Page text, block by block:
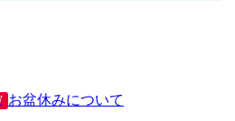
お盆休みについて